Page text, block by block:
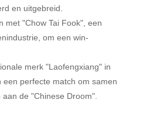
en uitgebreid.
met "Chow Tai Fook", een
om een ​​win-
merk "Laofengxiang" in
een perfecte match om samen
de "Chinese Droom".